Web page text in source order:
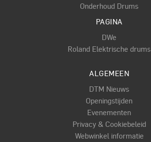
Onderhoud Drums
PAGINA
DWe
Roland Elektrische drums
ALGEMEEN
DTM Nieuws
Openingstijden
Evenementen
Privacy & Cookiebeleid
Webwinkel informatie